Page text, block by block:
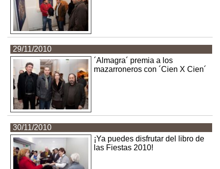
29/11/2010
´Almagra´ premia a los
mazarroneros con ´Cien X Cien´
30/11/2010
¡Ya puedes disfrutar del libro de
las Fiestas 2010!